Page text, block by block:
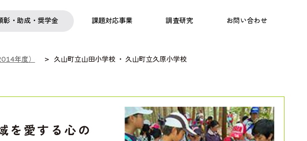
彰・助成・奨学金 課題対応事業 調査研究 お問い合わせ
日本語交流
プログラム 社会啓発事業 プログラム こども研究所
年度） 久山町立山田小学校 ・ 久山町立久原小学校
を愛する心の